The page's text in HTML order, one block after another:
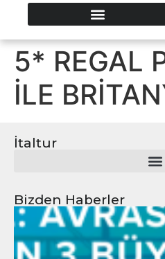
5* REGAL
İLE
İtaltur
Bizden Haberler